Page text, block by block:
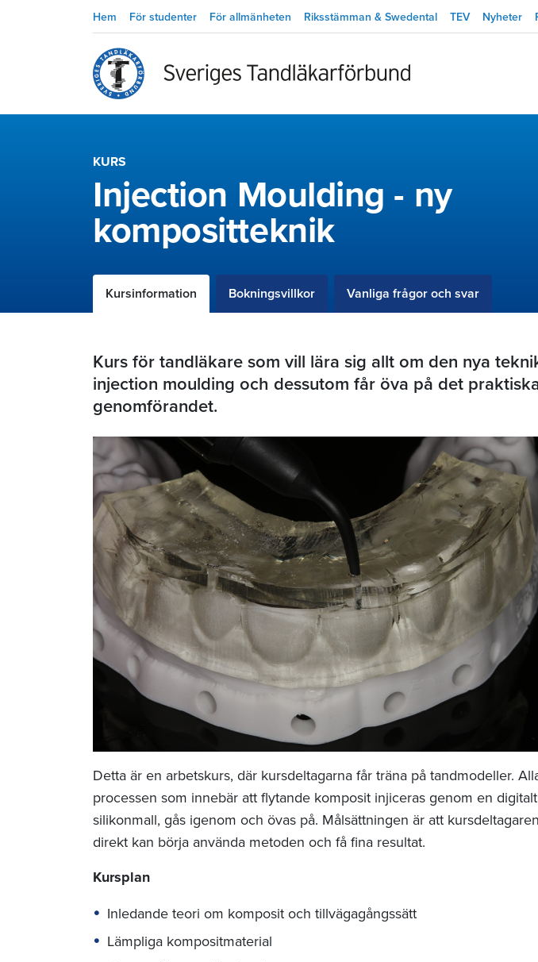
Hem För studenter För allmänheten Riksstämman & Swedental TEV Nyheter
KURS
Injection Moulding - ny
kompositteknik
Kursinformation Bokningsvillkor Vanliga frågor och svar
Kurs för tandläkare som vill lära sig allt om den nya
injection moulding och dessutom får öva på det
genomförandet.
Detta är en arbetskurs, där kursdeltagarna får träna på tandmodeller.
processen som innebär att flytande komposit injiceras genom en
silikonmall, gås igenom och övas på. Målsättningen är att
direkt kan börja använda metoden och få fina resultat.
Kursplan
Inledande teori om komposit och tillvägagångssätt
Lämpliga kompositmaterial